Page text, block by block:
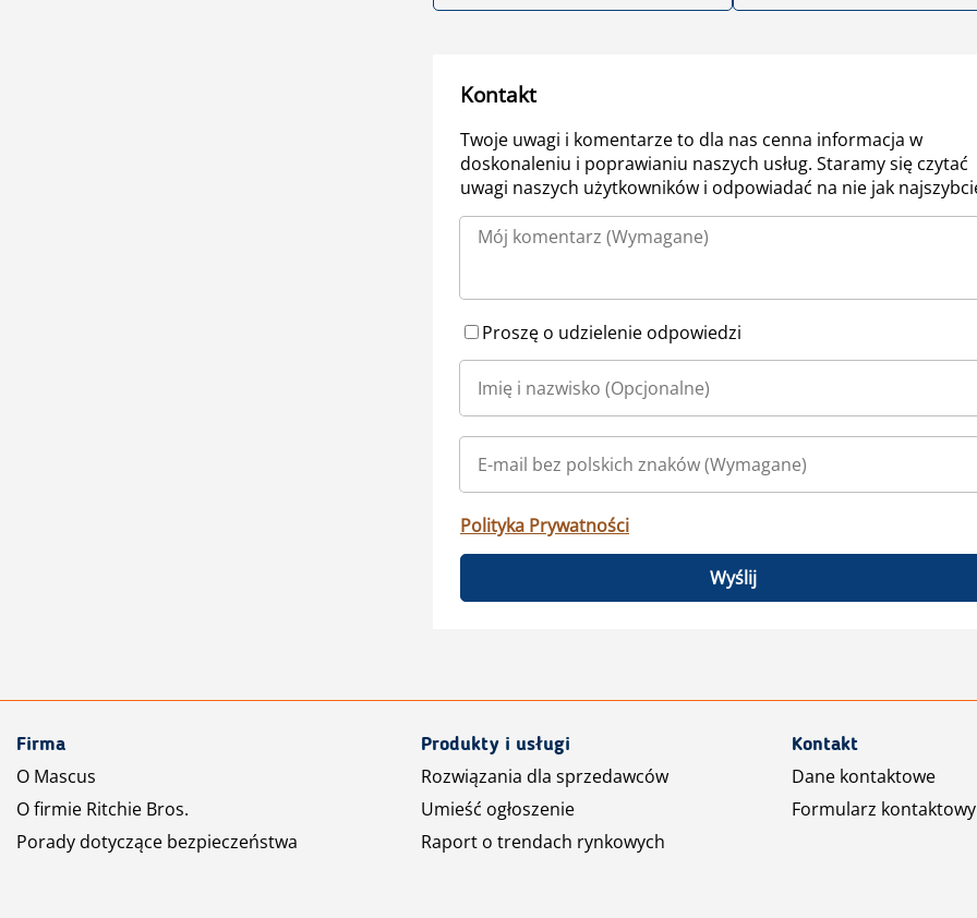
Kontakt
Twoje uwagi i komentarze to dla nas cenna informacja w
doskonaleniu i poprawianiu naszych usług. Staramy się czytać
uwagi naszych użytkowników i odpowiadać na nie jak
Proszę o udzielenie odpowiedzi
Polityka Prywatności
Wyślij
Firma
O Mascus
O firmie Ritchie Bros.
Porady dotyczące bezpieczeństwa
Produkty i usługi
Rozwiązania dla sprzedawców
Umieść ogłoszenie
Raport o trendach rynkowych
Kontakt
Dane kontaktowe
Formularz kontaktowy